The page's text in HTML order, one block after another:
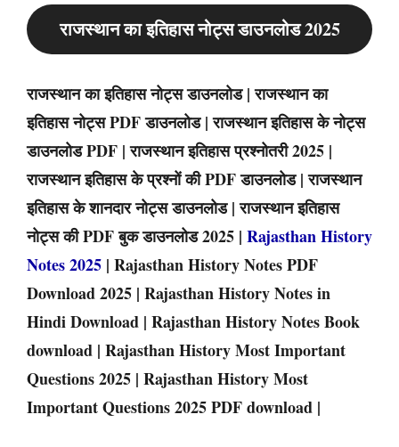
राजस्थान का इतिहास नोट्स डाउनलोड 2025
राजस्थान का इतिहास नोट्स डाउनलोड | राजस्थान का
इतिहास नोट्स PDF डाउनलोड | राजस्थान इतिहास के नोट्स
डाउनलोड PDF | राजस्थान इतिहास प्रश्नोतरी 2025 |
राजस्थान इतिहास के प्रश्नों की PDF डाउनलोड | राजस्थान
इतिहास के शानदार नोट्स डाउनलोड | राजस्थान इतिहास
नोट्स की PDF बुक डाउनलोड 2025 | Rajasthan History
Notes 2025 | Rajasthan History Notes PDF
Download 2025 | Rajasthan History Notes in
Hindi Download | Rajasthan History Notes Book
download | Rajasthan History Most Important
Questions 2025 | Rajasthan History Most
Important Questions 2025 PDF download |